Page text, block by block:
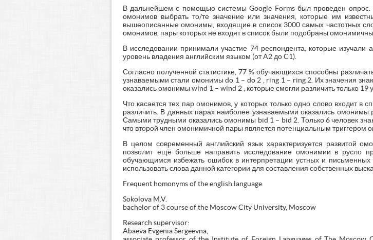
В дальнейшем с помощью системы Google Forms был проведен
омонимов выбрать то/те значение или значения, которые им
вышеописанные омонимы, входящие в список 3000 самых частотных
омонимов, пары которых не входят в список были подобраны
В исследовании принимали участие 74 респондента, которые
уровень владения английским языком (от A2 до C1).
Согласно полученной статистике, 77 % обучающихся способны
узнаваемыми стали омонимы do 1 – do 2 , ring 1 – ring 2. Их значения
оказались омонимы wind 1 – wind 2 , которые смогли различить только 19
Что касается тех пар омонимов, у которых только одно слово входит
различить. В данных парах наиболее узнаваемыми оказались омонимы
Самыми трудными оказались омонимы bid 1 – bid 2. Только 6 человек
что второй член омонимичной пары является потенциальным триггером
В целом современный английский язык характеризуется развитой
позволит ещё больше направить исследование омонимии в русло
обучающимся избежать ошибок в интерпретации устных и письменных
использовать слова данной категории для составления собственных
Frequent homonyms of the english language
Sokolova M.V.
bachelor of 3 course of the Moscow City University, Moscow
Research supervisor:
Abaeva Evgenia Sergeevna,